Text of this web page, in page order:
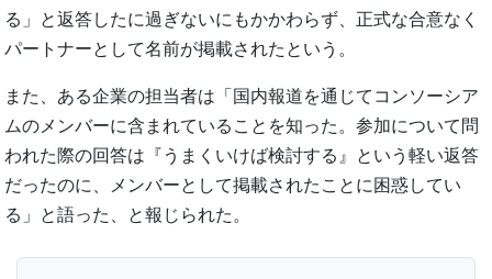
る」と返答したに過ぎないにもかかわらず、正式な合意なく
パートナーとして名前が掲載されたという。
また、ある企業の担当者は「国内報道を通じてコンソーシア
ムのメンバーに含まれていることを知った。参加について問
われた際の回答は『うまくいけば検討する』という軽い返答
だったのに、メンバーとして掲載されたことに困惑してい
る」と語った、と報じられた。